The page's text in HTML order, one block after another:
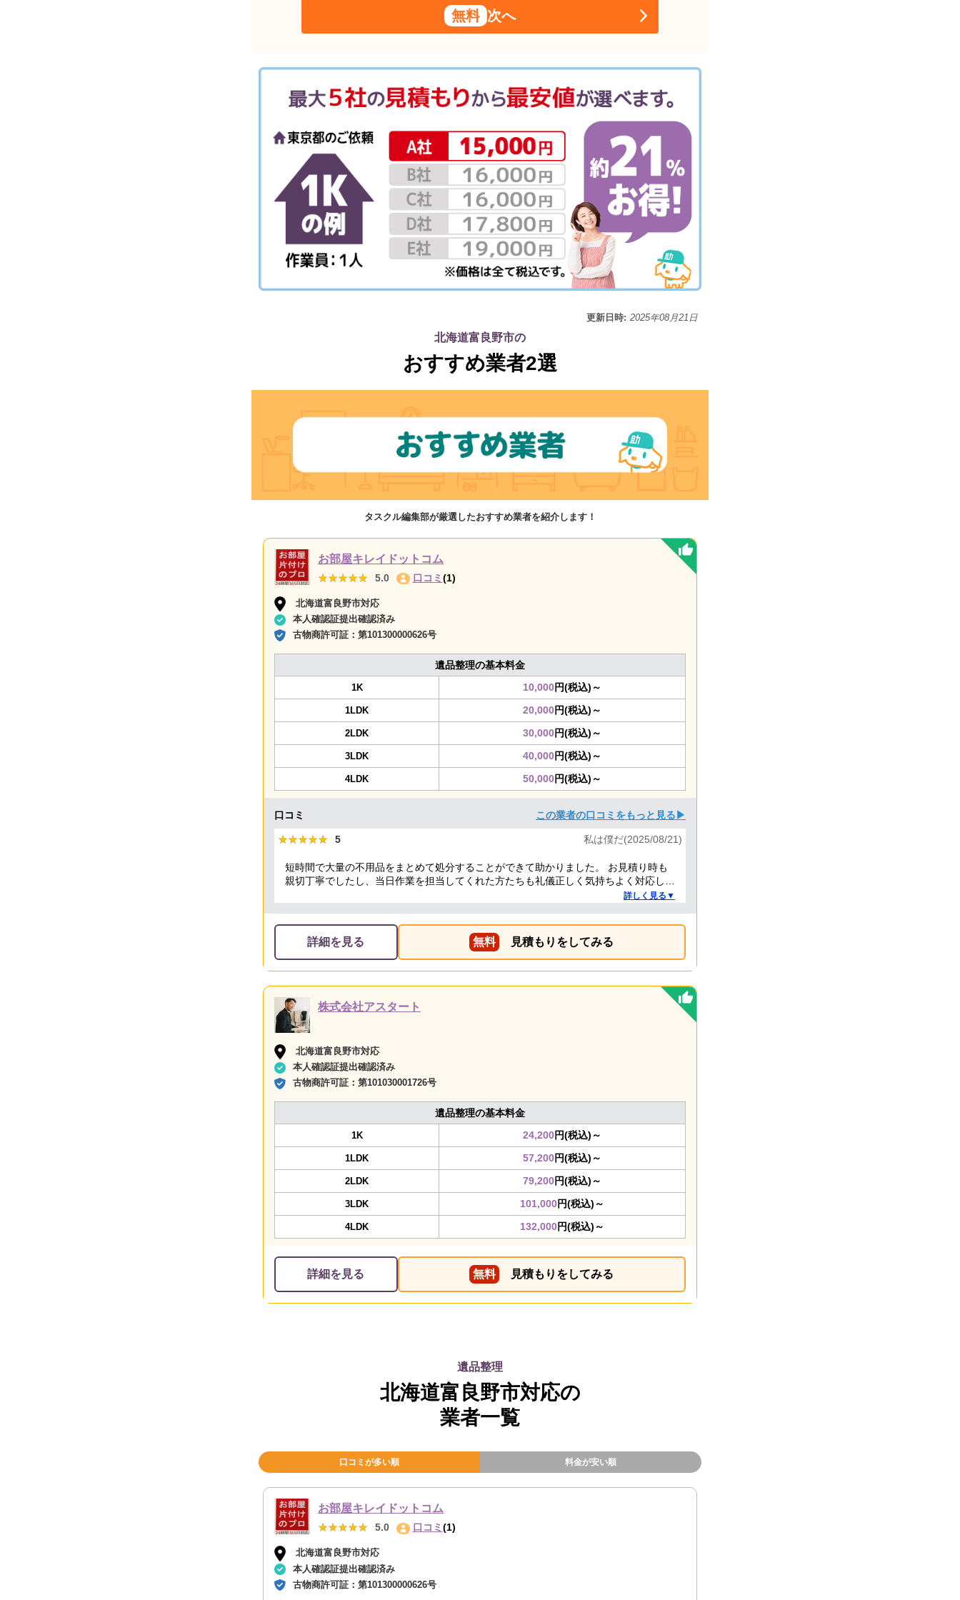
無料 次へ
更新日時: 2025年08月21日
北海道富良野市の
おすすめ業者2選
タスクル編集部が厳選したおすすめ業者を紹介します！
お部屋キレイドットコム
★★★★★
★★★★★ 5.0 口コミ (1)
北海道富良野市対応
本人確認証提出確認済み
古物商許可証： 第101300000626号
遺品整理の基本料金
1K 10,000円(税込)～
1LDK 20,000円(税込)～
2LDK 30,000円(税込)～
3LDK 40,000円(税込)～
4LDK 50,000円(税込)～
口コミ この業者の口コミをもっと見る▶
★★★★★
★★★★★ 5 私は僕だ(2025/08/21)
短時間で大量の不用品をまとめて処分することができて助かりました。 お見積り時も
親切丁寧でしたし、当日作業を担当してくれた方たちも礼儀正しく気持ちよく対応して
詳しく見る▼
詳細を見る 無料 見積もりをしてみる
株式会社アスタート
北海道富良野市対応
本人確認証提出確認済み
古物商許可証： 第101030001726号
遺品整理の基本料金
1K 24,200円(税込)～
1LDK 57,200円(税込)～
2LDK 79,200円(税込)～
3LDK 101,000円(税込)～
4LDK 132,000円(税込)～
詳細を見る 無料 見積もりをしてみる
遺品整理
北海道富良野市対応の
業者一覧
口コミが多い順 料金が安い順
お部屋キレイドットコム
★★★★★
★★★★★ 5.0 口コミ(1)
北海道富良野市対応
本人確認証提出確認済み
古物商許可証： 第101300000626号